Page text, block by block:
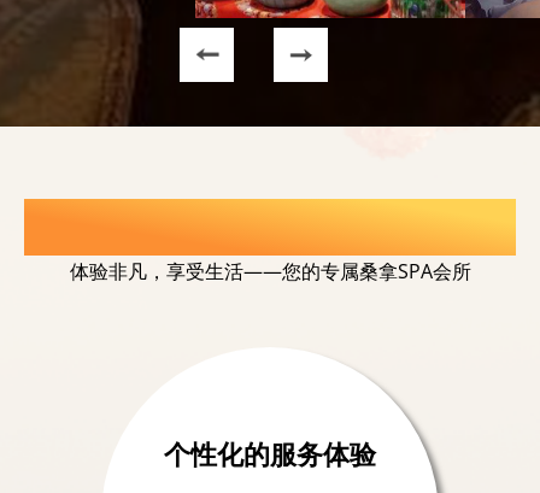
选择我们的理由
体验非凡，享受生活——您的专属桑拿SPA会所
个性化的服务体验